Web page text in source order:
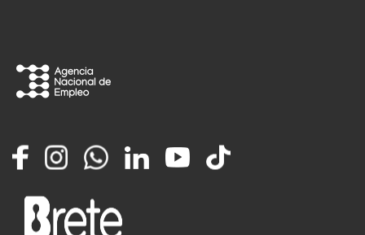
FacebookInstagramWhatsappLinkedInYouTube
TikTok